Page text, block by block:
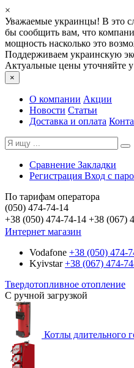
×
Уважаемые украинцы! В это
бы сообщить вам, что
мощность насколько это
Поддерживаем украинскую
Актуальные цены уточняйте
×
О компании Акции
Новости Статьи
Доставка и оплата
Сравнение Закладки
Регистрация Вход с
По тарифам оператора
(050) 474-74-14
+38 (050) 474-74-14 +38 (067)
Интернет магазин
Vodafone +38 (050) 474-
Kyivstar +38 (067) 474-
Твердотопливное отопление
С ручной загрузкой
Котлы длительного